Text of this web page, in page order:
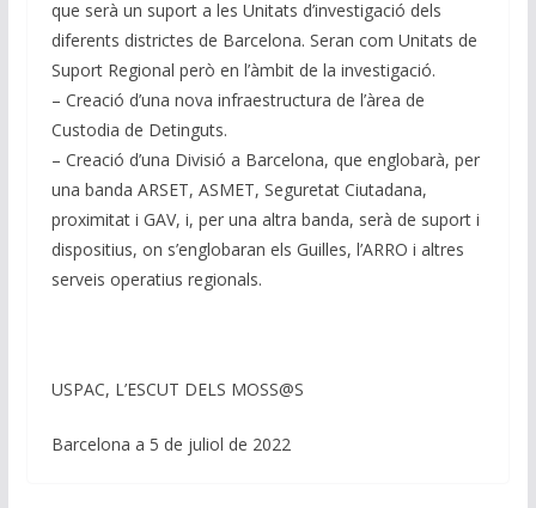
que serà un suport a les Unitats d’investigació dels
diferents districtes de Barcelona. Seran com Unitats de
Suport Regional però en l’àmbit de la investigació.
– Creació d’una nova infraestructura de l’àrea de
Custodia de Detinguts.
– Creació d’una Divisió a Barcelona, que englobarà, per
una banda ARSET, ASMET, Seguretat Ciutadana,
proximitat i GAV, i, per una altra banda, serà de suport i
dispositius, on s’englobaran els Guilles, l’ARRO i altres
serveis operatius regionals.
USPAC, L’ESCUT DELS MOSS@S
Barcelona a 5 de juliol de 2022